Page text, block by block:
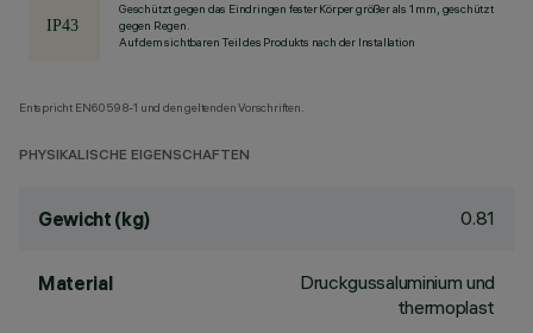
Geschützt gegen das Eindringen fester Körper größer als 1 mm, geschützt
gegen Regen.
Auf dem sichtbaren Teil des Produkts nach der Installation
Entspricht EN60598-1 und den geltenden Vorschriften.
PHYSIKALISCHE EIGENSCHAFTEN
Gewicht (kg) 0.81
Material
Druckgussaluminium und
thermoplast